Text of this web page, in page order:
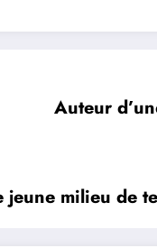
Auteur
milieu de